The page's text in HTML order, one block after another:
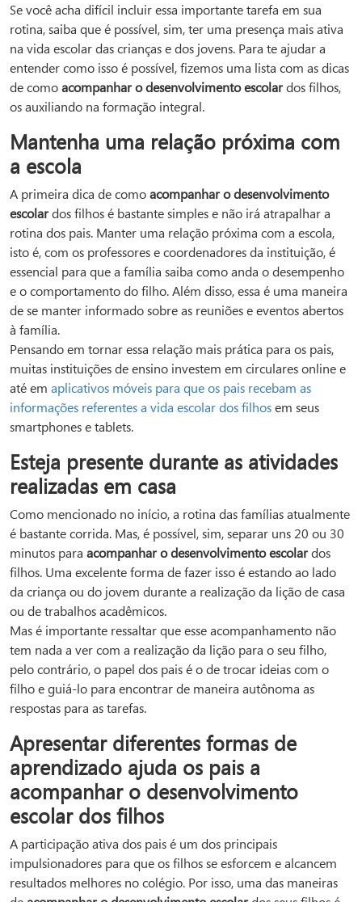
Se você acha difícil incluir essa importante tarefa em sua
rotina, saiba que é possível, sim, ter uma presença mais ativa
na vida escolar das crianças e dos jovens. Para te ajudar a
entender como isso é possível, fizemos uma lista com as dicas
de comoacompanhar o desenvolvimento escolardos filhos,
os auxiliando na formação integral.
Mantenha uma relação próxima com
a escola
A primeira dica de comoacompanhar o desenvolvimento
escolardos filhos é bastante simples e não irá atrapalhar a
rotina dos pais. Manter uma relação próxima com a escola,
isto é, com os professores e coordenadores da instituição, é
essencial para que a família saiba como anda o desempenho
e o comportamento do filho. Além disso, essa é uma maneira
de se manter informado sobre as reuniões e eventos abertos
à família.
Pensando em tornar essa relação mais prática para os pais,
muitas instituições de ensino investem em circulares online e
até em aplicativos móveis para que os pais recebam as
informações referentes a vida escolar dos filhosem seus
smartphones e tablets.
Esteja presente durante as atividades
realizadas em casa
Como mencionado no início, a rotina das famílias atualmente
é bastante corrida. Mas, é possível, sim, separar uns 20 ou 30
minutos para acompanhar o desenvolvimento escolardos
filhos. Uma excelente forma de fazer isso é estando ao lado
da criança ou do jovem durante a realização da lição de casa
ou de trabalhos acadêmicos.
Mas é importante ressaltar que esse acompanhamento não
tem nada a ver com a realização da lição para o seu filho,
pelo contrário, o papel dos pais é o de trocar ideias com o
filho e guiá-lo para encontrar de maneira autônoma as
respostas para as tarefas.
Apresentar diferentes formas de
aprendizado ajuda os pais a
acompanhar o desenvolvimento
escolar dos filhos
A participação ativa dos pais é um dos principais
impulsionadores para que os filhos se esforcem e alcancem
resultados melhores no colégio. Por isso, uma das maneiras